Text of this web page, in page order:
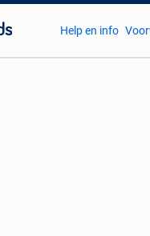
Help en info